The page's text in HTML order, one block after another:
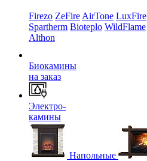
Firezo ZeFire AirTone LuxFire
Spartherm Bioteplo WildFlame
Althon
Биокамины
на заказ
Электро-
камины
Напольные